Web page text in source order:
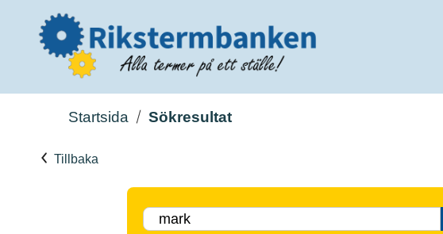
Startsida Sökresultat
Tillbaka